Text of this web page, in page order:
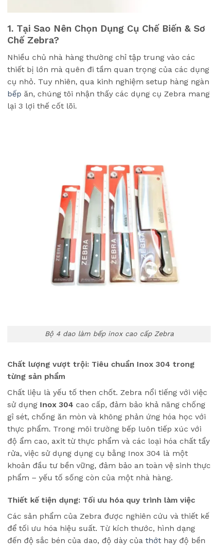
1. Tại Sao Nên Chọn Dụng Cụ Chế Biến & Sơ
Chế Zebra?
Nhiều chủ nhà hàng thường chỉ tập trung vào các
thiết bị lớn mà quên đi tầm quan trọng của các dụng
cụ nhỏ. Tuy nhiên, qua kinh nghiệm setup hàng ngàn
bếp ăn, chúng tôi nhận thấy các dụng cụ Zebra mang
lại 3 lợi thế cốt lõi.
Bộ 4 dao làm bếp inox cao cấp Zebra
Chất lượng vượt trội: Tiêu chuẩn Inox 304 trong
từng sản phẩm
Chất liệu là yếu tố then chốt. Zebra nổi tiếng với việc
sử dụng Inox 304 cao cấp, đảm bảo khả năng chống
gỉ sét, chống ăn mòn và không phản ứng hóa học với
thực phẩm. Trong môi trường bếp luôn tiếp xúc với
độ ẩm cao, axit từ thực phẩm và các loại hóa chất tẩy
rửa, việc sử dụng dụng cụ bằng Inox 304 là một
khoản đầu tư bền vững, đảm bảo an toàn vệ sinh thực
phẩm – yếu tố sống còn của một nhà hàng.
Thiết kế tiện dụng: Tối ưu hóa quy trình làm việc
Các sản phẩm của Zebra được nghiên cứu và thiết kế
để tối ưu hóa hiệu suất. Từ kích thước, hình dạng
đến độ sắc bén của dao, độ dày của thớt hay độ bền